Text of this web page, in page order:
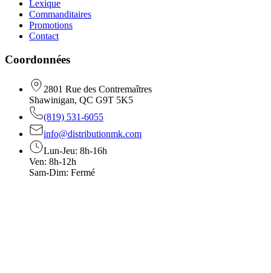
Lexique
Commanditaires
Promotions
Contact
Coordonnées
2801 Rue des Contremaîtres
Shawinigan, QC G9T 5K5
(819) 531-6055
info@distributionmk.com
Lun-Jeu: 8h-16h
Ven: 8h-12h
Sam-Dim: Fermé